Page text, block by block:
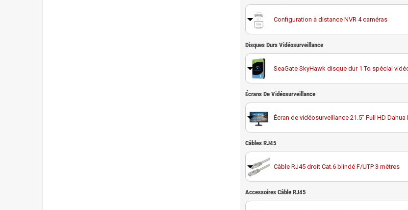
Configuration à distance NVR 4 caméras
Disques Durs Vidéosurveillance
SeaGate SkyHawk disque dur 1 To spécial
Disque dur 1 To spécial vidéosurveillance
SeaGate SkyHawk disque dur 4 To spécial
Écrans De Vidéosurveillance
Écran de vidéosurveillance 21.5" Full HD Dahua
Écran de vidéosurveillance 32" full HD Hikvision
Câbles RJ45
Câble RJ45 droit Cat.6 blindé F/UTP 3 mètres
Câble RJ45 droit Cat.6 blindé F/UTP 10 mètres
Accessoires Câble RJ45